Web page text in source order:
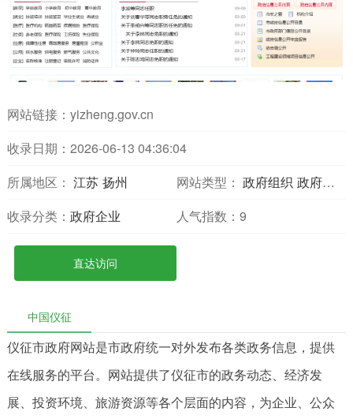
网站链接： yizheng.gov.cn
收录日期：2026-06-13 04:36:04
所属地区： 江苏 扬州 网站类型： 政府组织 政府门户
收录分类： 政府企业 人气指数： 9
直达访问
中国仪征
仪征市政府网站是市政府统一对外发布各类政务信息，提供
在线服务的平台。网站提供了仪征市的政务动态、经济发
展、投资环境、旅游资源等各个层面的内容，为企业、公众